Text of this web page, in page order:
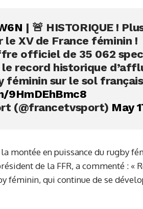
| 🚨 HISTORIQUE !
le XV de France féminin !
officiel de 35 062
record historique
féminin sur le sol
9HmDEhBmc8
(@francetvsport) May
montée en puissance du rugby
de la FFR, a commenté : «
féminin, qui continue de se